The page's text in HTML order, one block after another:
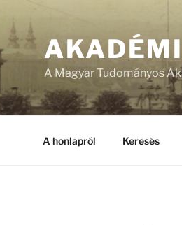
A Magyar Tudományos
A honlapról Keresés